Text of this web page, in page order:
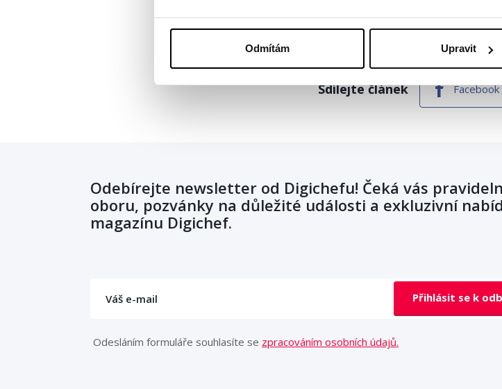
Odmítám Upravit
Blíží se oblíbená konference SEO Restart 2025!
Sdílejte článek Facebook
Odebírejte newsletter od Digichefu! Čeká vás
oboru, pozvánky na důležité události a exkluzivní
magazínu Digichef.
Přihlásit se k
Odesláním formuláře souhlasíte se zpracováním osobních údajů.